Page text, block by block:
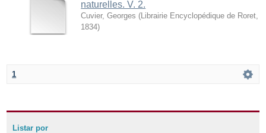
naturelles. V. 2.
Cuvier, Georges ( Librairie Encyclopédique de Roret
1834)
1
Listar por